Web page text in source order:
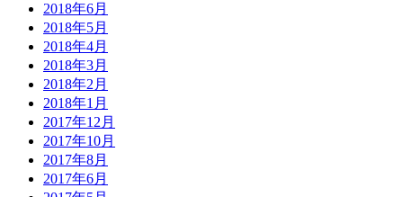
2018年6月
2018年5月
2018年4月
2018年3月
2018年2月
2018年1月
2017年12月
2017年10月
2017年8月
2017年6月